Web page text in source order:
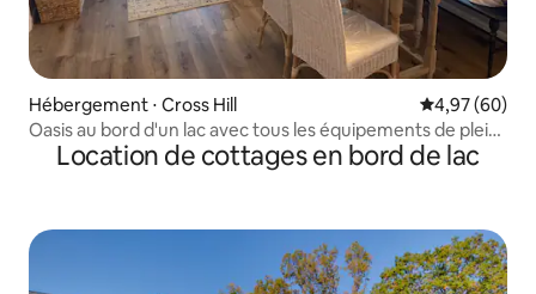
Hébergement ⋅ Cross Hill Évaluation
4,97 (60)
Oasis au bord d'un lac avec tous les équipements de plein
Location de cottages en bord de lac